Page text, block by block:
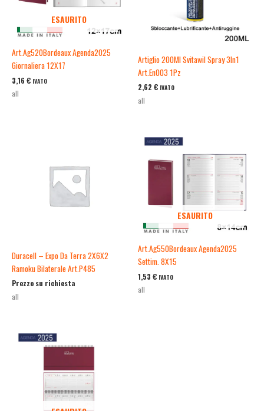
ESAURITO
Art.Ag520Bordeaux Agenda2025
Giornaliera 12X17
3,16 € IVATO
all
Artiglio 200Ml Svitawil Spray 3In1
Art.En003 1Pz
2,62 € IVATO
all
Duracell – Expo Da Terra 2X6X2
Ramoku Bilaterale Art.P485
Prezzo su richiesta
all
ESAURITO
Art.Ag550Bordeaux Agenda2025
Settim. 8X15
1,53 € IVATO
all